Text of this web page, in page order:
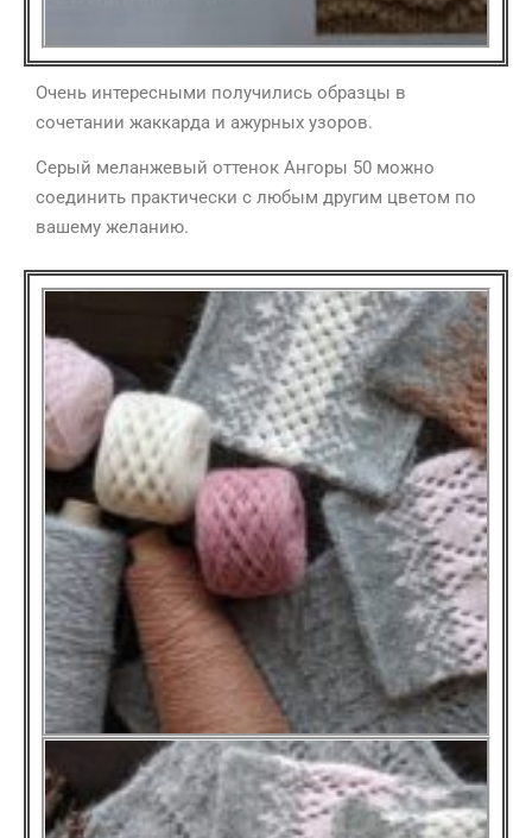
Очень интересными получились образцы в
сочетании жаккарда и ажурных узоров.
Серый меланжевый оттенок Ангоры 50 можно
соединить практически с любым другим цветом по
вашему желанию.